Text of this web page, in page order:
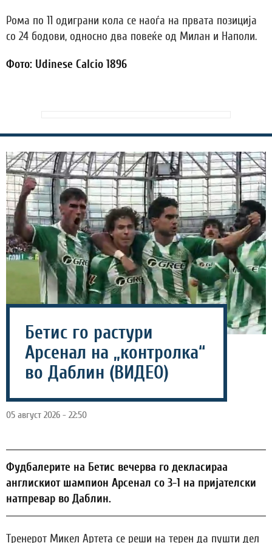
Рома по 11 одиграни кола се наоѓа на првата позиција
со 24 бодови, односно два повеќе од Милан и Наполи.
Фото: Udinese Calcio 1896
Бетис го растури
Арсенал на „контролка“
во Даблин (ВИДЕО)
05 август 2026 - 22:50
Фудбалерите на Бетис вечерва го декласираа
англискиот шампион Арсенал со 3-1 на пријателски
натпревар во Даблин.
Тренерот Микел Артета се реши на терен да пушти дел